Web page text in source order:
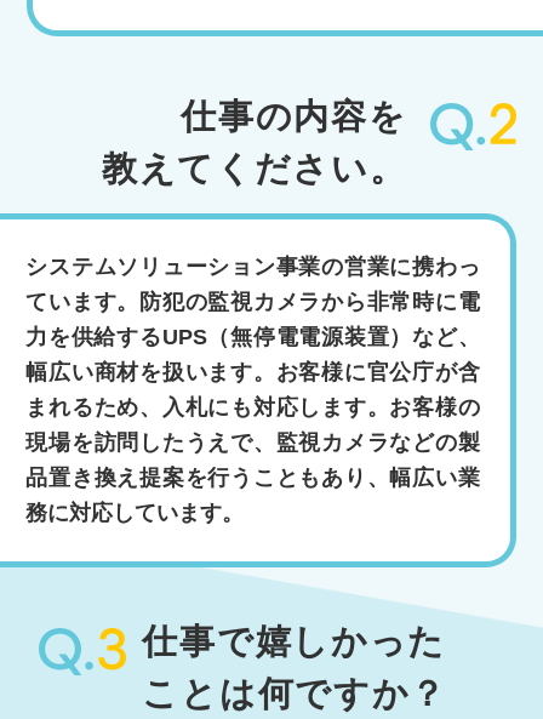
仕事の内容を
教えてください。
システムソリューション事業の営業に携わっ
ています。防犯の監視カメラから非常時に電
力を供給するUPS（無停電電源装置）など、
幅広い商材を扱います。お客様に官公庁が含
まれるため、入札にも対応します。お客様の
現場を訪問したうえで、監視カメラなどの製
品置き換え提案を行うこともあり、幅広い業
務に対応しています。
仕事で嬉しかった
ことは何ですか？